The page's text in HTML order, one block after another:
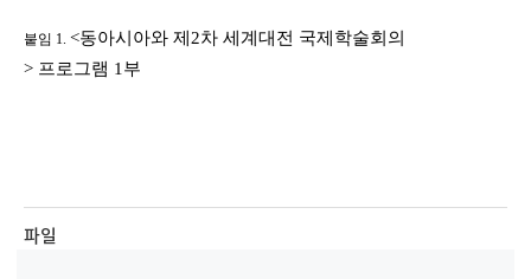
붙임 1. <동아시아와 제 2차 세계대전 국제학술회의
> 프로그램 1부
파일